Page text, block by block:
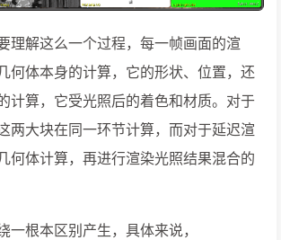
理解这么一个过程，每一帧画面的渲
何体本身的计算，它的形状、位置，还
计算，它受光照后的着色和材质。对于
两大块在同一环节计算，而对于延迟渲
何体计算，再进行渲染光照结果混合的
一根本区别产生，具体来说，